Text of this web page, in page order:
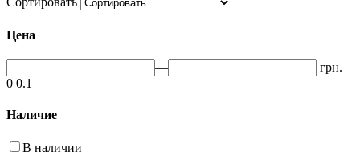
Цена
—
грн.
0 0.1
Наличие
В наличии